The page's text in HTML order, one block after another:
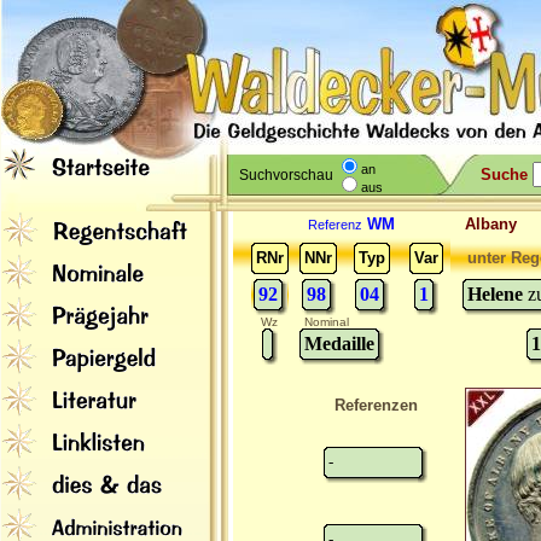
Suchvorschau
an
aus
Suche
Referenz WM
Albany
RNr
NNr Typ Var
92 98 04 1
unter
Helene
Wz Nominal
Medaille
Referenzen
-